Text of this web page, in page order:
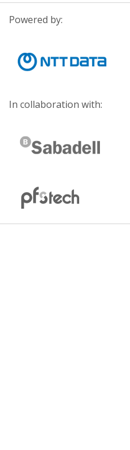
Powered by:
In collaboration with: